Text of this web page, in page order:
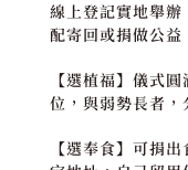
線上登記實地舉辦
配寄回或捐做公益
【選植福】儀式
位，與弱勢長者，
【選奉食】可捐